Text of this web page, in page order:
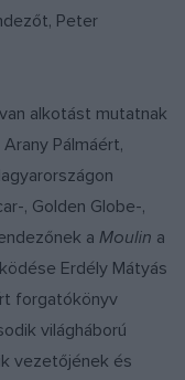
Peter
alkotást mutatnak
Pálmáért,
, Golden Globe-,
a Moulin a
Erdély Mátyás
forgatókönyv
világháború
vezetőjének és